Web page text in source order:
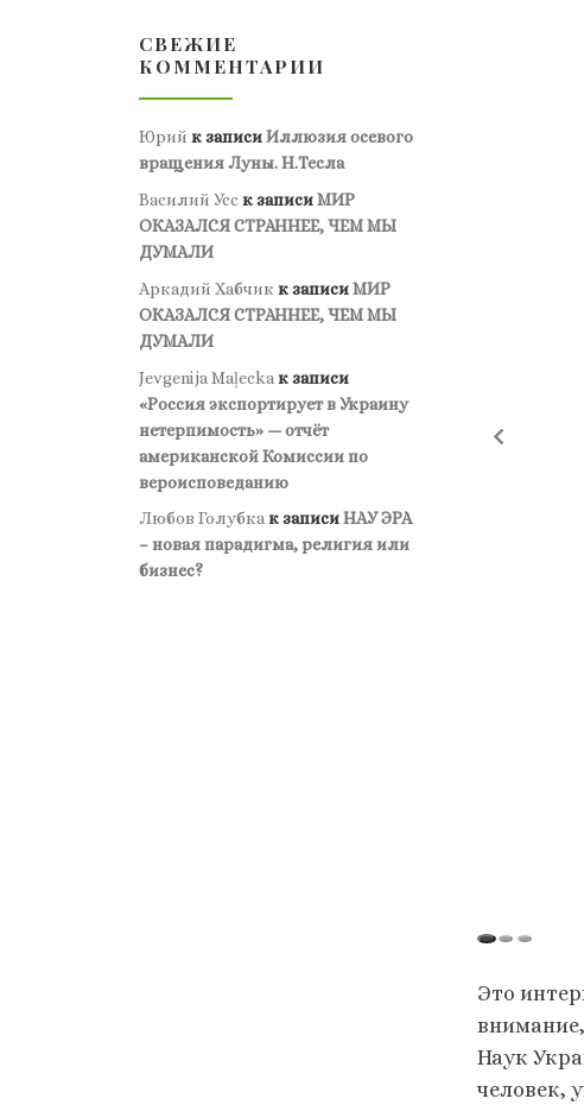
Это
Наук
человек,
СВЕЖИЕ
КОММЕНТАРИИ
Юрий к записиИллюзия осевого
вращения Луны. Н.Тесла
Василий Усс к записиМИР
ОКАЗАЛСЯ СТРАННЕЕ, ЧЕМ МЫ
ДУМАЛИ
Аркадий Хабчик к записиМИР
ОКАЗАЛСЯ СТРАННЕЕ, ЧЕМ МЫ
ДУМАЛИ
Jevgenija Maļecka к записи
«Россия экспортирует в Украину
нетерпимость» — отчёт
американской Комиссии по
вероисповеданию
Любов Голубкак записиНАУ ЭРА
– новая парадигма, религия или
бизнес?